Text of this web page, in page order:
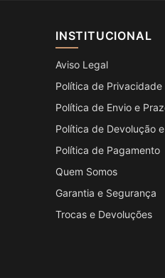
INSTITUCIONAL
Aviso Legal
Política de Privacidade
Política de Envio e
Política de Devolução
Política de Pagamento
Quem Somos
Garantia e Segurança
Trocas e Devoluções